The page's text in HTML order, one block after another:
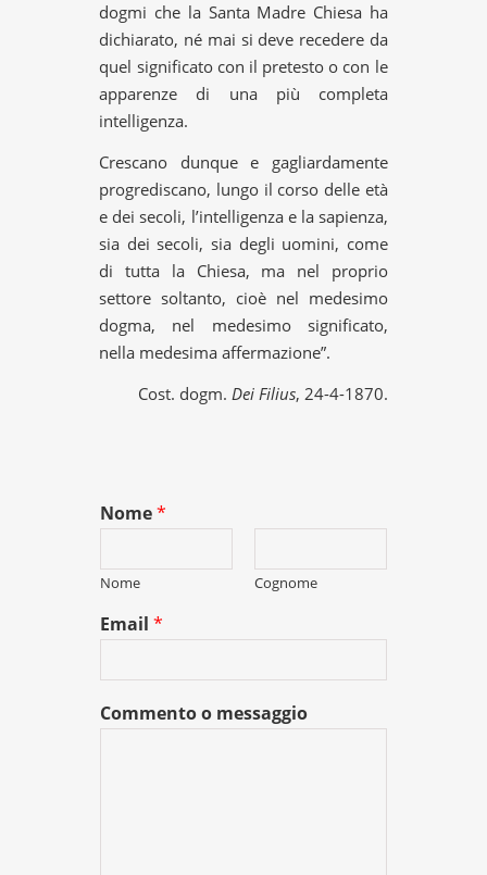
dogmi che la Santa Madre Chiesa ha
dichiarato, né mai si deve recedere da
quel significato con il pretesto o con le
apparenze di una più completa
intelligenza.
Crescano dunque e gagliardamente
progrediscano, lungo il corso delle età
e dei secoli, l’intelligenza e la sapienza,
sia dei secoli, sia degli uomini, come
di tutta la Chiesa, ma nel proprio
settore soltanto, cioè nel medesimo
dogma, nel medesimo significato,
nella medesima affermazione”.
Cost. dogm. Dei Filius, 24-4-1870.
Nome*
Nome Cognome
Email*
Commento o messaggio